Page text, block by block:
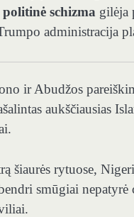
politinė schizma gilėja
administracija
ir Abudžos
aukščiausias
šiaurės rytuose,
smūgiai